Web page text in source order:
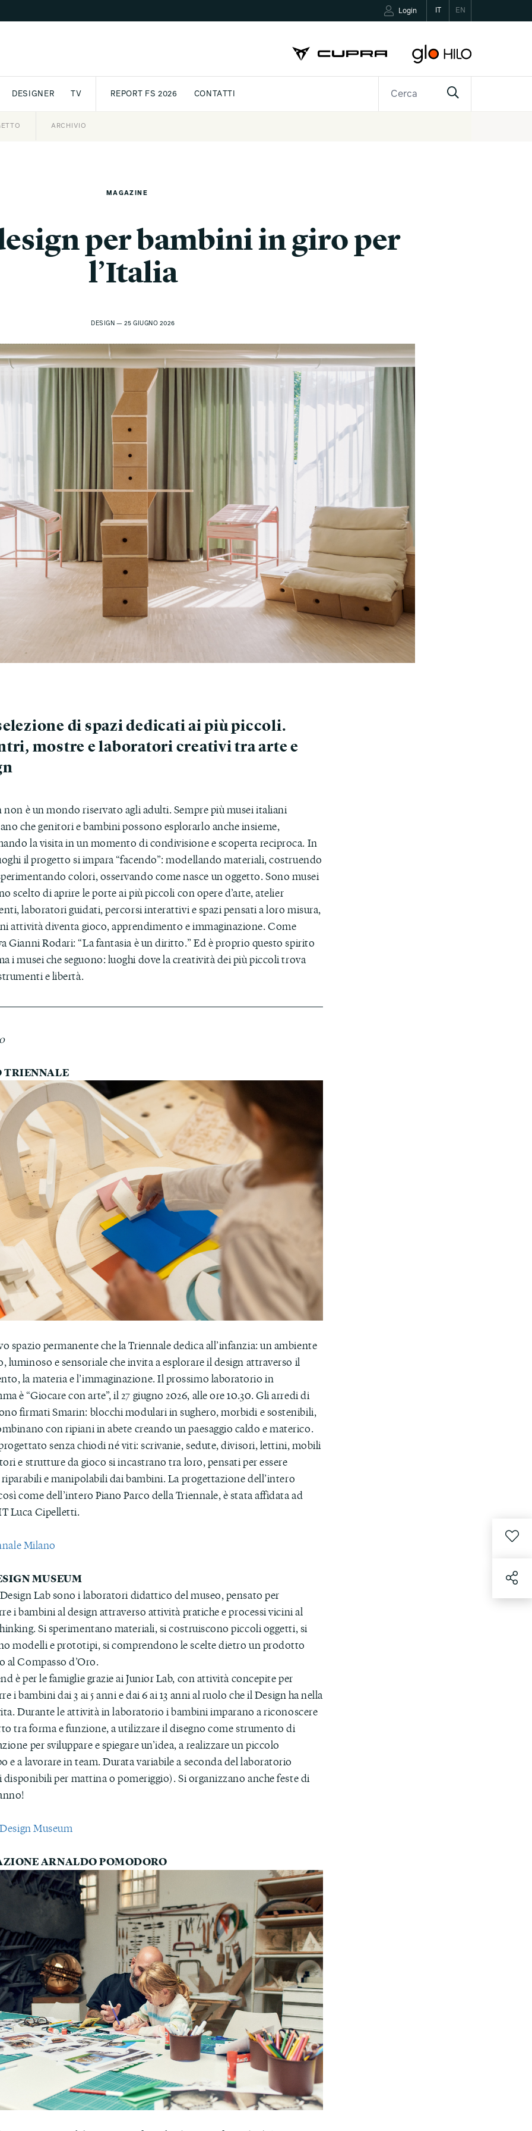
EN
Login
ARCHIVIO
AWARD
DESIGNER TV REPORT FS 2026 CONTATTI
MAGAZINE
per bambini in giro per
l’Italia
DESIGN — 25 GIUGNO 2026
di spazi dedicati ai più piccoli.
mostre e laboratori creativi tra arte e
non è un mondo riservato agli adulti. Sempre più musei italiani
che genitori e bambini possono esplorarlo anche insieme,
la visita in un momento di condivisione e scoperta reciproca. In
il progetto si impara “facendo”: modellando materiali, costruendo
colori, osservando come nasce un oggetto. Sono musei
scelto di aprire le porte ai più piccoli con opere d’arte, atelier
laboratori guidati, percorsi interattivi e spazi pensati a loro misura,
attività diventa gioco, apprendimento e immaginazione. Come
Gianni Rodari: “La fantasia è un diritto.” Ed è proprio questo spirito
i musei che seguono: luoghi dove la creatività dei più piccoli trova
e libertà.
TRIENNALE
spazio permanente che la Triennale dedica all’infanzia: un ambiente
luminoso e sensoriale che invita a esplorare il design attraverso il
la materia e l’immaginazione. Il prossimo laboratorio in
è “Giocare con arte”, il 27 giugno 2026, alle ore 10.30. Gli arredi di
firmati Smarin: blocchi modulari in sughero, morbidi e sostenibili,
con ripiani in abete creando un paesaggio caldo e materico.
senza chiodi né viti: scrivanie, sedute, divisori, lettini, mobili
e strutture da gioco si incastrano tra loro, pensati per essere
e manipolabili dai bambini. La progettazione dell’intero
come dell’intero Piano Parco della Triennale, è stata affidata ad
Luca Cipelletti.
Milano
MUSEUM
Lab sono i laboratori didattico del museo, pensato per
i bambini al design attraverso attività pratiche e processi vicini al
Si sperimentano materiali, si costruiscono piccoli oggetti, si
modelli e prototipi, si comprendono le scelte dietro un prodotto
al Compasso d’Oro.
è per le famiglie grazie ai Junior Lab, con attività concepite per
i bambini dai 3 ai 5 anni e dai 6 ai 13 anni al ruolo che il Design ha nella
Durante le attività in laboratorio i bambini imparano a riconoscere
tra forma e funzione, a utilizzare il disegno come strumento di
per sviluppare e spiegare un’idea, a realizzare un piccolo
e a lavorare in team. Durata variabile a seconda del laboratorio
per mattina o pomeriggio). Si organizzano anche feste di
Museum
ARNALDO POMODORO